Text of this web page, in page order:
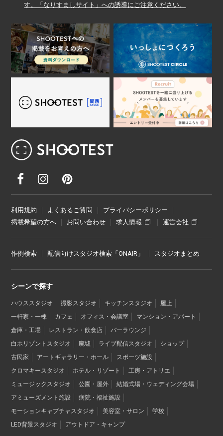
す。「なりすましサイト」への誘導にご注意ください。
利用規約 よくあるご質問
プライバシーポリシー
掲載希望の方へ
お問い合わせ 求人情報 運営会社
作例検索 配信向けスタジオ検索「ONAIR」 スタジオまとめ
シーンで探す
ハウススタジオ 撮影スタジオ キッチンスタジオ
屋上
一軒家・一棟
カフェ オフィス・会議室
マンション・アパート
倉庫・工場
レストラン・飲食店
バーラウンジ
白ホリゾントスタジオ
廃墟 ライブ配信スタジオ
ショップ
古民家
アートギャラリー・ホール
スポーツ施設
クロマキースタジオ
ホテル・リゾート
工房・アトリエ
ミュージックスタジオ
公園・屋外
結婚式場・ウェディング会場
アミューズメント施設
病院・福祉施設
モーションキャプチャスタジオ
美容室・サロン
学校
LED背景スタジオ
アウトドア・キャンプ